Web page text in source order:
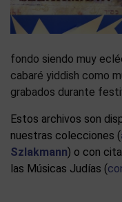
fondo siendo muy
cabaré yiddish como
grabados durante
Estos archivos son
nuestras colecciones (
Szlakmann) o con
las Músicas Judías (